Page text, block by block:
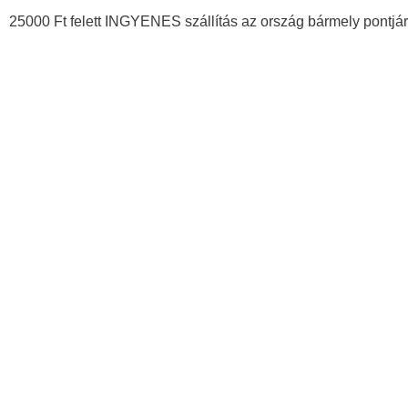
25000 Ft felett INGYENES szállítás az ország bármely